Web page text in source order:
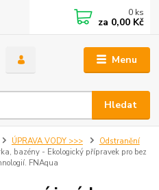
Menu
Hledat
0 ks
za 0,00 Kč
ÚPRAVA VODY >>>
Odstranění
bazény - Ekologický přípravek pro bez
FNAqua